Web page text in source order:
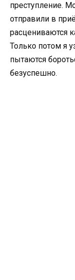
преступление.
отправили в
расцениваются
Только потом я
пытаются
безуспешно.